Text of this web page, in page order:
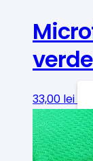
33,00 lei